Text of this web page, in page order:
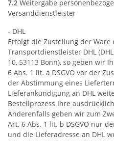
7.2 Weitergabe
Versanddienstleister
- DHL
Erfolgt die Zustellung der Ware
Transportdienstleister DHL
10, 53113 Bonn), so geben wir
6 Abs. 1 lit. a DSGVO vor der
der Abstimmung eines
Lieferankündigung an DHL
Bestellprozess Ihre
Anderenfalls geben wir zum
Art. 6 Abs. 1 lit. b DSGVO nur
und die Lieferadresse an DHL